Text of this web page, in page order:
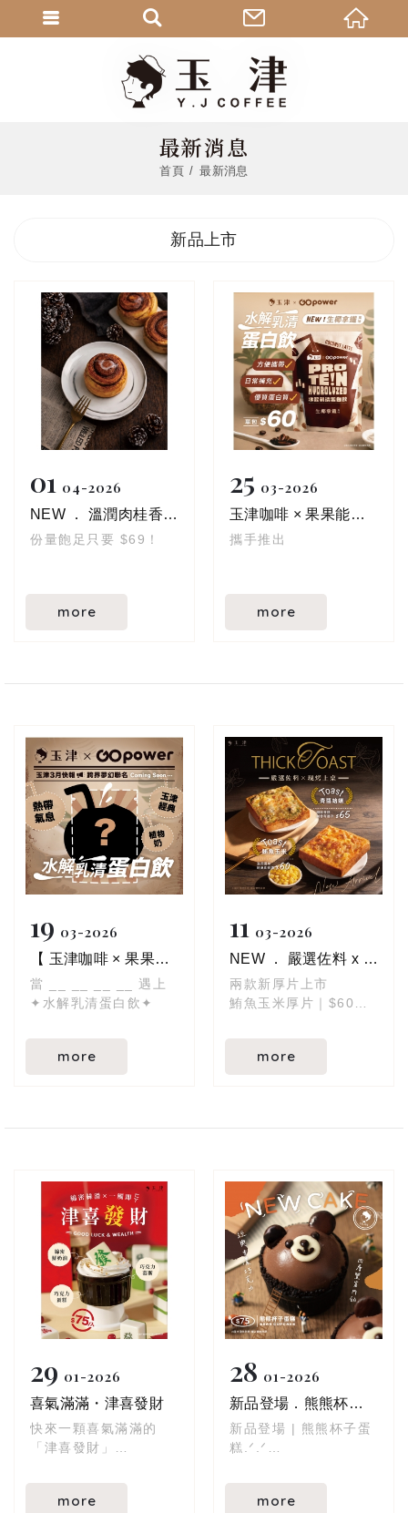
最新消息
首頁 最新消息
新品上市
01 04 2026
NEW ． 溫潤肉桂香 × 微甜不膩 | 肉桂捲
份量飽足只要 $69！
more
25 03 2026
玉津咖啡 × 果果能量 夢幻聯名！
攜手推出
more
19 03 2026
【 玉津咖啡 × 果果能量 】跨界夢幻聯名正式登場！
當 __ __ __ __ 遇上
✦水解乳清蛋白飲✦
more
11 03 2026
NEW ． 嚴選佐料 x 現烤厚片 | 新款厚片上市
兩款新厚片上市
鮪魚玉米厚片｜$60
more
29 01 2026
喜氣滿滿・津喜發財
快來一顆喜氣滿滿的
「津喜發財」
家！
more
28 01 2026
新品登場．熊熊杯子蛋糕.ᐟ.ᐟ
新品登場 | 熊熊杯子蛋
糕.ᐟ.ᐟ
細緻蛋糕體 × 滑順巧克
力內餡more